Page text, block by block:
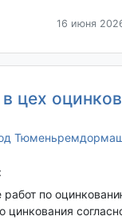
16 июня
цех
работ по
цинкования